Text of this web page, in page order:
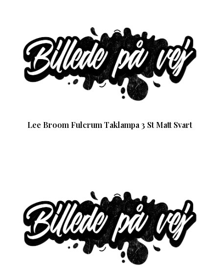
Lee Broom Fulcrum Taklampa 3 St Matt Svart